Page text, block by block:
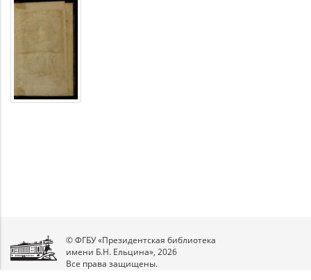
© ФГБУ «Президентская библиотека
имени Б.Н. Ельцина», 2026
Все права защищены.